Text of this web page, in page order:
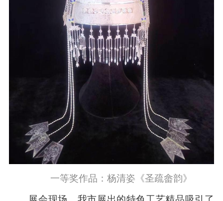
一等奖作品：杨清姿《圣疏畲韵》